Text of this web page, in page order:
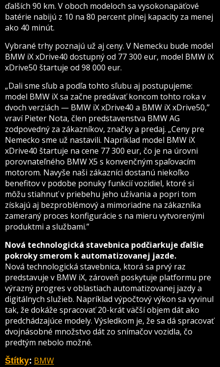
ďalších 90 km. V oboch modeloch sa vysokonapäťové
batérie nabijú z 10 na 80 percent plnej kapacity za menej
ako 40 minút.
Vybrané trhy poznajú už aj ceny. V Nemecku bude model
BMW iX xDrive40 dostupný od 77 300 eur, model BMW iX
xDrive50 štartuje od 98 000 eur.
„Dali sme sľub a podľa tohto sľubu aj postupujeme:
model BMW iX sa začne predávať koncom tohto roka v
dvoch verziách — BMW iX xDrive40 a BMW iX xDrive50,”
vraví Pieter Nota, člen predstavenstva BMW AG
zodpovedný za zákazníkov, značky a predaj. „Ceny pre
Nemecko sme už nastavili. Napríklad model BMW iX
xDrive40 štartuje na cene 77 300 eur, čo je na úrovni
porovnateľného BMW X5 s konvenčným spaľovacím
motorom. Navyše naši zákazníci dostanú niekoľko
benefitov v podobe ponuky funkcií vozidiel, ktoré si
môžu stiahnuť v priebehu jeho užívania a popri tom
získajú aj bezproblémový a mimoriadne na zákazníka
zameraný proces konfigurácie s na mieru vytvorenými
produktmi a službami.”
Nová technologická stavebnica podčiarkuje ďalšie
pokroky smerom k automatizovanej jazde.
Nová technologická stavebnica, ktorá sa prvý raz
predstavuje v BMW iX, zároveň poskytuje platformu pre
výrazný progres v oblastiach automatizovanej jazdy a
digitálnych služieb. Napríklad výpočtový výkon sa vyvinul
tak, že dokáže spracovať 20-krát väčší objem dát ako
predchádzajúce modely. Výsledkom je, že sa dá spracovať
dvojnásobné množstvo dát zo snímačov vozidla, čo
predtým nebolo možné.
Štítky: BMW